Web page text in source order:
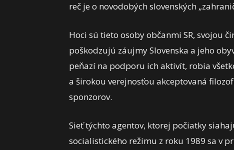
reč je o novodobých slovenských
Hoci sú tieto osoby občanmi SR, svojou
poškodzujú záujmy Slovenska a jeho
peňazí na podporu ich aktivít, robia
a širokou verejnosťou akceptovaná
sponzorov.
Sieť týchto agentov, ktorej počiatky
socialistického režimu z roku 1989 sa v